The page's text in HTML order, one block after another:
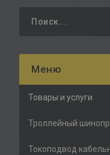
Товары и услуги
Троллейный
Токоподвод